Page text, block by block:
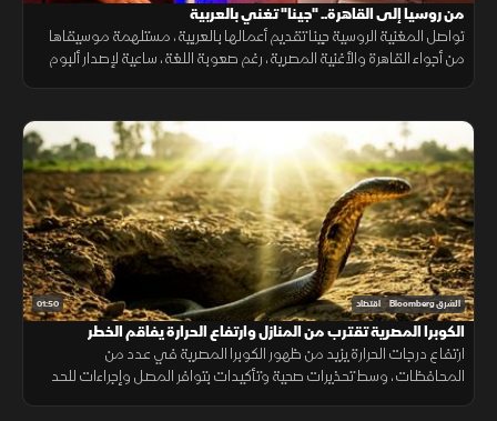
من روسيا إلى القاهرة.. "جينا" تغني بالعربية
تواصل المغنية الروسية جينا تقديم أعمالها بالعربية، مستلهمة موسيقاها
من أجواء القاهرة والأغنية المصرية، رغم صعوبة اللغة، ساعية لإصدار ألبوم
01:50 الشرق Bloomberg اقتصاد
الكوبرا المصرية تقترب من المنازل وارتفاع الحرارة يفاقم الخطر
ارتفاع درجات الحرارة يزيد من ظهور الكوبرا المصرية في عدد من
المحافظات، وسط تحذيرات صحية وتأكيدات بتوافر المصل وإجراءات للحد